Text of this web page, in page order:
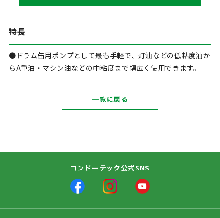
特長
●ドラム缶用ポンプとして最も手軽で、灯油などの低粘度油か
らA重油・マシン油などの中粘度まで幅広く使用できます。
一覧に戻る
コンドーテック公式SNS